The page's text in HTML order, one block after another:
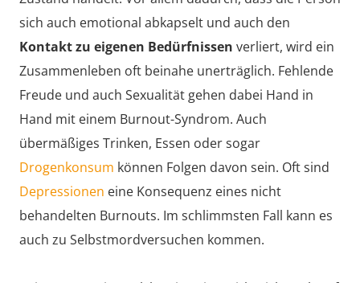
sich auch emotional abkapselt und auch den
Kontakt zu eigenen Bedürfnissen verliert, wird ein
Zusammenleben oft beinahe unerträglich. Fehlende
Freude und auch Sexualität gehen dabei Hand in
Hand mit einem Burnout-Syndrom. Auch
übermäßiges Trinken, Essen oder sogar
Drogenkonsum können Folgen davon sein. Oft sind
Depressionen eine Konsequenz eines nicht
behandelten Burnouts. Im schlimmsten Fall kann es
auch zu Selbstmordversuchen kommen.